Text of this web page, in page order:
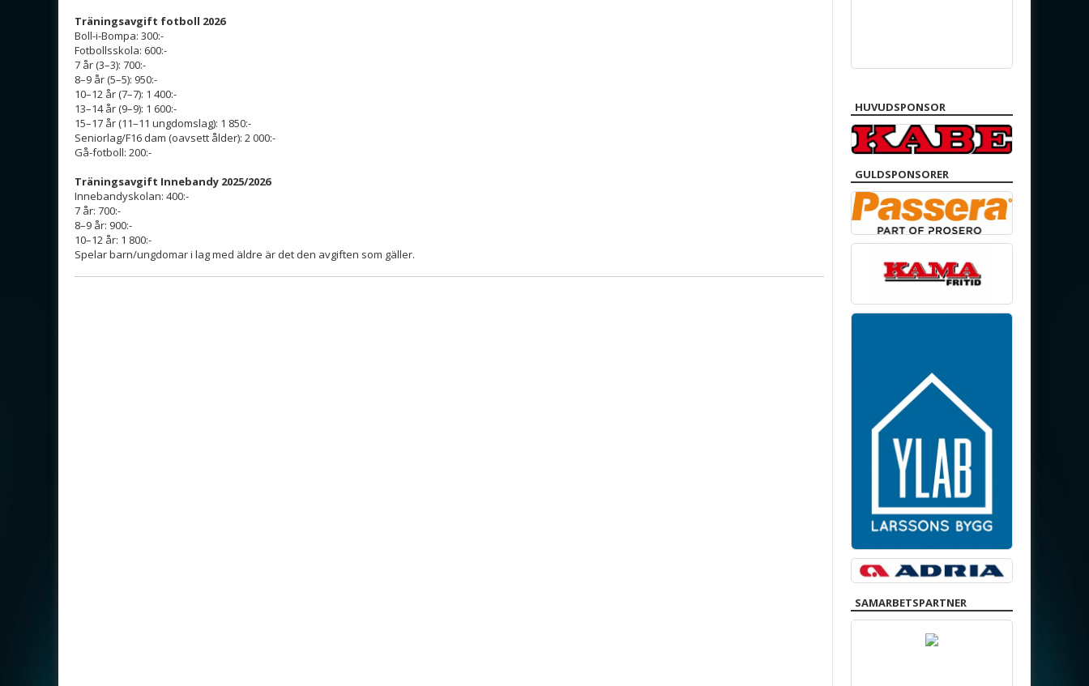
Träningsavgift fotboll 2026
Boll-i-Bompa: 300:-
Fotbollsskola: 600:-
7 år (3–3): 700:-
8–9 år (5–5): 950:-
10–12 år (7–7): 1 400:-
13–14 år (9–9): 1 600:-
15–17 år (11–11 ungdomslag): 1 850:-
Seniorlag/F16 dam (oavsett ålder): 2 000:-
Gå-fotboll: 200:-
Träningsavgift Innebandy 2025/2026
Innebandyskolan: 400:-
7 år: 700:-
8–9 år: 900:-
10–12 år: 1 800:-
Spelar barn/ungdomar i lag med äldre är det den avgiften som gäller.
HUVUDSPONSOR
GULDSPONSORER
SAMARBETSPARTNER